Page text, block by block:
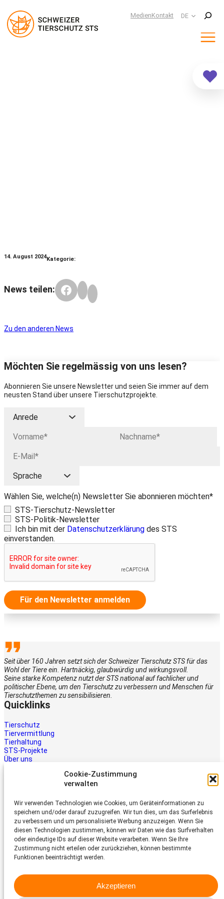
Cookie-Zustimmung
verwalten
Wir verwenden Technologien wie Cookies, um Geräteinformationen zu
speichern und/oder darauf zuzugreifen. Wir tun dies, um das Surferlebnis
zu verbessern und um personalisierte Werbung anzuzeigen. Wenn Sie
diesen Technologien zustimmen, können wir Daten wie das Surfverhalten
oder eindeutige IDs auf dieser Website verarbeiten. Wenn Sie Ihre
Zustimmung nicht erteilen oder zurückziehen, können bestimmte
Funktionen beeinträchtigt werden.
Akzeptieren
MedienKontakt DE
Suchen
14. August 2024Kategorie:
News teilen:
Zu den anderen News
Möchten Sie regelmässig von uns lesen?
Abonnieren Sie unsere Newsletter und seien Sie immer auf dem
neusten Stand über unsere Tierschutzprojekte.
Wählen Sie, welche(n) Newsletter Sie abonnieren möchten*
STS-Tierschutz-Newsletter
STS-Politik-Newsletter
Ich bin mit der Datenschutzerklärung des STS
einverstanden.
Für den Newsletter anmelden
Seit über 160 Jahren setzt sich der Schweizer Tierschutz STS für das
Wohl der Tiere ein. Hartnäckig, glaubwürdig und wirkungsvoll.
Seine starke Kompetenz nutzt der STS national auf fachlicher und
politischer Ebene, um den Tierschutz zu verbessern und Menschen für
Tierschutzthemen zu sensibilisieren.
Quicklinks
Tierschutz
Tiervermittlung
Tierhaltung
STS-Projekte
Über uns
Tiere brauchen Hilfe – auch Ihre.
Unterstützen Sie die Arbeit des
Schweizer Tierschutz STS.
Jetzt spenden
Schweizer Tierschutz STS
CH-4053 Basel